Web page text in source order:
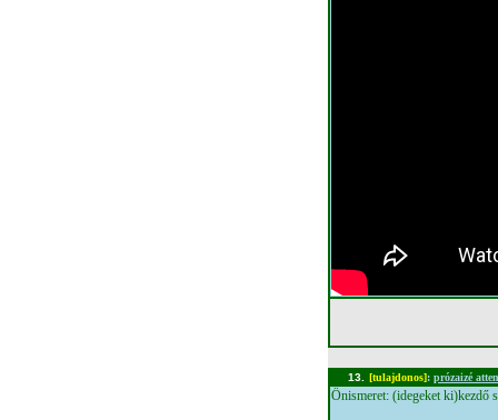
13. [tulajdonos]: prózaizé
Önismeret: (idegeket ki)kezdő